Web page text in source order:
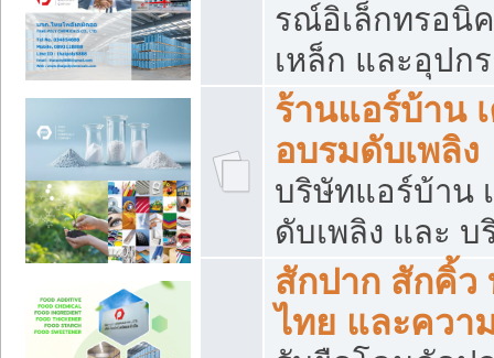
รณ์อิเล็กทรอนิ
เหล็ก และอุปก
ร้านแอร์บ้าน
อบรมดับเพลิง
บริษัทแอร์บ้าน
ดับเพลิง และ
สักปาก สักคิ้
ไทย และควา